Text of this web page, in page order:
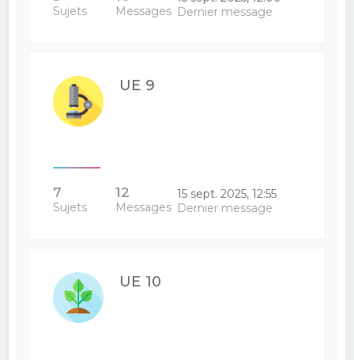
Sujets Messages Dernier message
UE 9
7
Sujets
12
Messages
15 sept. 2025, 12:55
Dernier message
UE 10